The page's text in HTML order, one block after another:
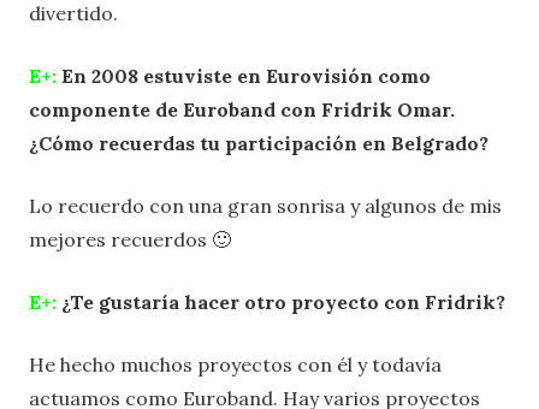
divertido.
E+: En 2008 estuviste en Eurovisión como
componente de Euroband con Fridrik Omar.
¿Cómo recuerdas tu participación en Belgrado?
Lo recuerdo con una gran sonrisa y algunos de mis
mejores recuerdos 🙂
E+: ¿Te gustaría hacer otro proyecto con Fridrik?
He hecho muchos proyectos con él y todavía
actuamos como Euroband. Hay varios proyectos